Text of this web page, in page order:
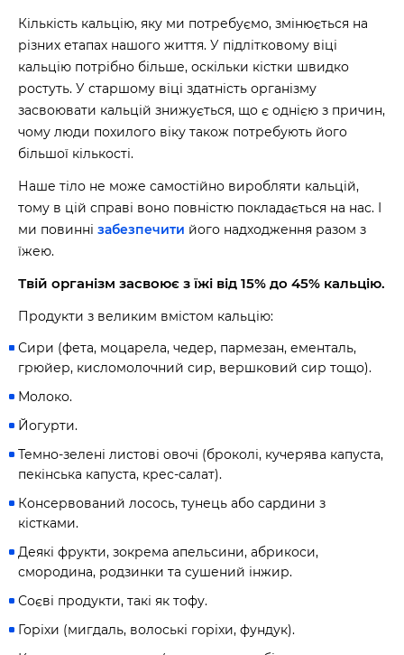
Кількість кальцію, яку ми потребуємо, змінюється на
різних етапах нашого життя. У підлітковому віці
кальцію потрібно більше, оскільки кістки швидко
ростуть. У старшому віці здатність організму
засвоювати кальцій знижується, що є однією з причин,
чому люди похилого віку також потребують його
більшої кількості.
Наше тіло не може самостійно виробляти кальцій,
тому в цій справі воно повністю покладається на нас. І
ми повинні забезпечити його надходження разом з
їжею.
Твій організм засвоює з їжі від 15% до 45% кальцію.
Продукти з великим вмістом кальцію:
Сири (фета, моцарела, чедер, пармезан, ементаль,
грюйер, кисломолочний сир, вершковий сир тощо).
Молоко.
Йогурти.
Темно-зелені листові овочі (броколі, кучерява капуста,
пекінська капуста, крес-салат).
Консервований лосось, тунець або сардини з
кістками.
Деякі фрукти, зокрема апельсини, абрикоси,
смородина, родзинки та сушений інжир.
Соєві продукти, такі як тофу.
Горіхи (мигдаль, волоські горіхи, фундук).